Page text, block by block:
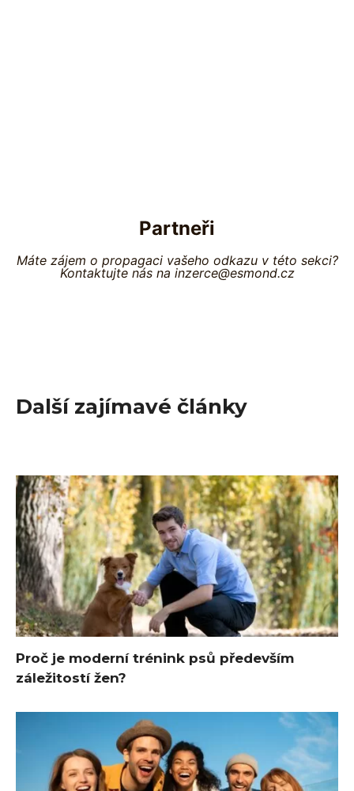
Partneři
Máte zájem o propagaci vašeho odkazu v této sekci?
Kontaktujte nás na inzerce@esmond.cz
Další zajímavé články
Proč je moderní trénink psů především
záležitostí žen?